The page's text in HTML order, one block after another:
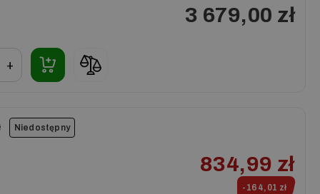
3 679,00 zł
+
Niedostępny
834,99 zł
-164,01 zł